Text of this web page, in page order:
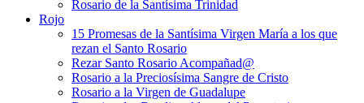
Rosario de la Santísima Trinidad
Rojo
15 Promesas de la Santísima Virgen María a los que
rezan el Santo Rosario
Rezar Santo Rosario Acompañad@
Rosario a la Preciosísima Sangre de Cristo
Rosario a la Virgen de Guadalupe